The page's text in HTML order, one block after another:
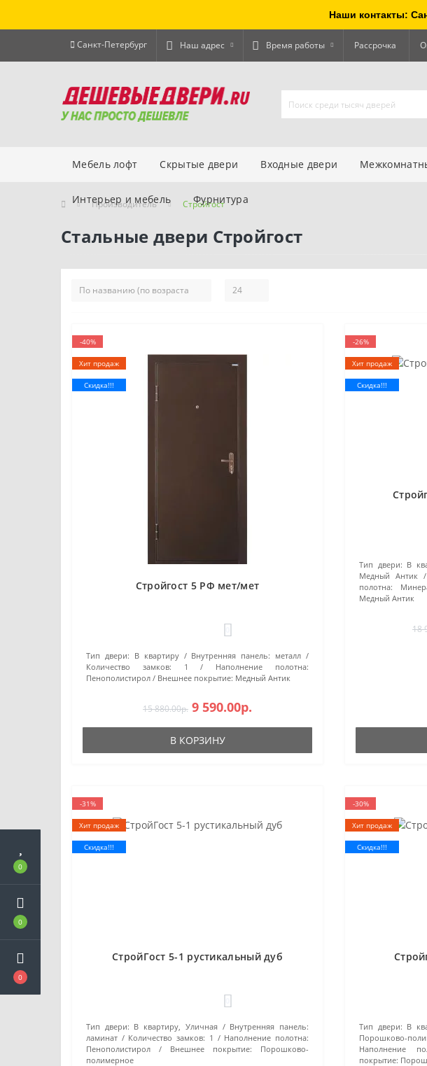
Наши контакты:
0
0
0
Санкт-Петербург Наш адрес Время работы Рассрочка
Мебель лофт Скрытые двери Входные двери
Интерьер и мебель Фурнитура
Производитель Стройгост
Стальные двери Стройгост
-40%
Хит продаж
Скидка!!!
Стройгост 5 РФ мет/мет
Тип двери: В квартиру Внутренняя панель: металл
Количество замков:
1
Наполнение полотна:
Пенополистирол
Внешнее покрытие: Медный Антик
15 880.00р. 9 590.00р.
В КОРЗИНУ
-26%
Хит продаж
Скидка!!!
Тип двери: В
Медный Антик
полотна:
Медный Антик
18
-31%
Хит продаж
Скидка!!!
СтройГост 5-1 рустикальный дуб
Тип двери: В квартиру, Уличная
Внутренняя панель:
ламинат
Количество замков: 1
Наполнение полотна:
Пенополистирол
Внешнее покрытие:
Порошково-
полимерное
-30%
Хит продаж
Скидка!!!
Тип двери: В
Порошково-
Наполнение
покрытие: